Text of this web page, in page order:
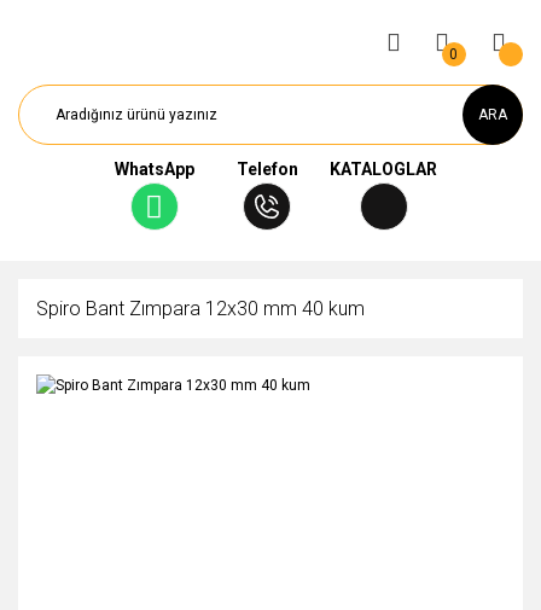
ARA
WhatsApp Telefon KATALOGLAR
0
Spiro Bant Zımpara 12x30 mm 40 kum